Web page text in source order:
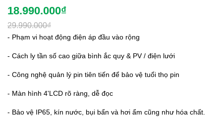
18.990.000₫
29.990.000₫
- Phạm vi hoạt động điện áp đầu vào rộng
- Cách ly tần số cao giữa bình ắc quy & PV / điện lưới
- Công nghệ quản lý pin tiên tiến để bảo vệ tuổi thọ pin
- Màn hình 4'LCD rõ ràng, dễ đọc
- Bảo vệ IP65, kín nước, bụi bẩn và hơi ẩm cũng như hóa chất.